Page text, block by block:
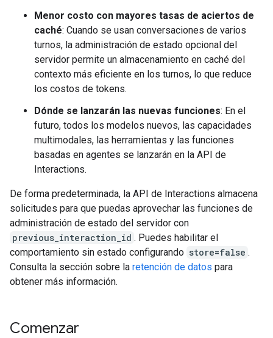
Menor costo con mayores tasas de aciertos de
caché: Cuando se usan conversaciones de varios
turnos, la administración de estado opcional del
servidor permite un almacenamiento en caché del
contexto más eficiente en los turnos, lo que reduce
los costos de tokens.
Dónde se lanzarán las nuevas funciones: En el
futuro, todos los modelos nuevos, las capacidades
multimodales, las herramientas y las funciones
basadas en agentes se lanzarán en la API de
Interactions.
De forma predeterminada, la API de Interactions almacena
solicitudes para que puedas aprovechar las funciones de
administración de estado del servidor con
previous_interaction_id . Puedes habilitar el
comportamiento sin estado configurando store=false .
Consulta la sección sobre la retención de datos para
obtener más información.
Comenzar